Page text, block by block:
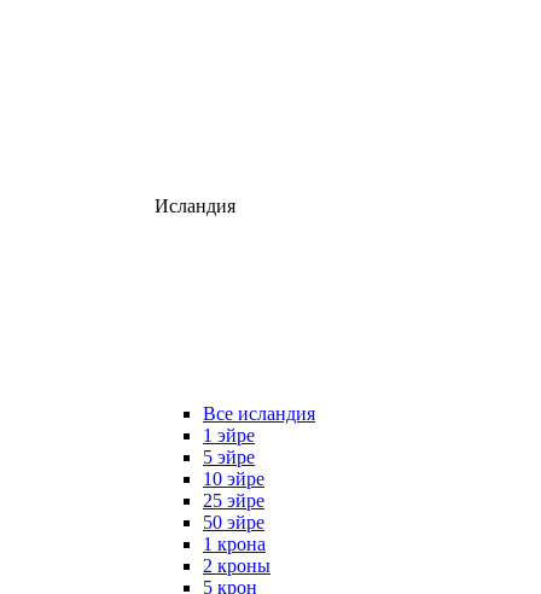
Исландия
Все исландия
1 эйре
5 эйре
10 эйре
25 эйре
50 эйре
1 крона
2 кроны
5 крон